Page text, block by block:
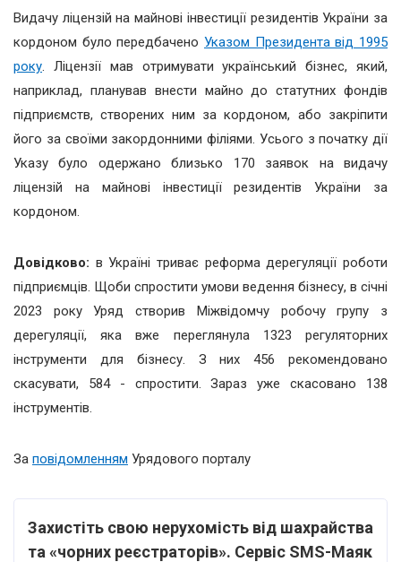
Видачу ліцензій на майнові інвестиції резидентів України за
кордоном було передбачено Указом Президента від 1995
року. Ліцензії мав отримувати український бізнес, який,
наприклад, планував внести майно до статутних фондів
підприємств, створених ним за кордоном, або закріпити
його за своїми закордонними філіями. Усього з початку дії
Указу було одержано близько 170 заявок на видачу
ліцензій на майнові інвестиції резидентів України за
кордоном.
Довідково: в Україні триває реформа дерегуляції роботи
підприємців. Щоби спростити умови ведення бізнесу, в січні
2023 року Уряд створив Міжвідомчу робочу групу з
дерегуляції, яка вже переглянула 1323 регуляторних
інструменти для бізнесу. З них 456 рекомендовано
скасувати, 584 - спростити. Зараз уже скасовано 138
інструментів.
За повідомленням Урядового порталу
Захистіть свою нерухомість від шахрайства
та «чорних реєстраторів». Сервіс SMS-Маяк